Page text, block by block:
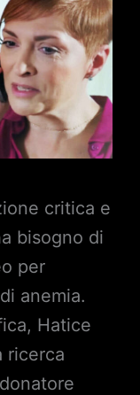
critica e
bisogno di
per
anemia.
Hatice
ricerca